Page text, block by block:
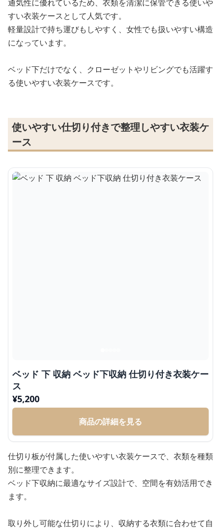
通気性に優れているため、衣類を清潔に保管できる使いや
すい衣装ケースとして人気です。
軽量設計で持ち運びもしやすく、女性でも扱いやすい構造
になっています。
ベッド下だけでなく、クローゼットやリビングでも活躍す
る使いやすい衣装ケースです。
使いやすい仕切り付きで整理しやすい衣装ケ
ース
ベッド 下 収納 ベッド下収納 仕切り付き衣装ケー
ス
¥5,200
商品の詳細を見る
仕切り板が付属した使いやすい衣装ケースで、衣類を種類
別に整理できます。
ベッド下収納に最適なサイズ設計で、空間を有効活用でき
ます。
取り外し可能な仕切りにより、収納する衣類に合わせて自